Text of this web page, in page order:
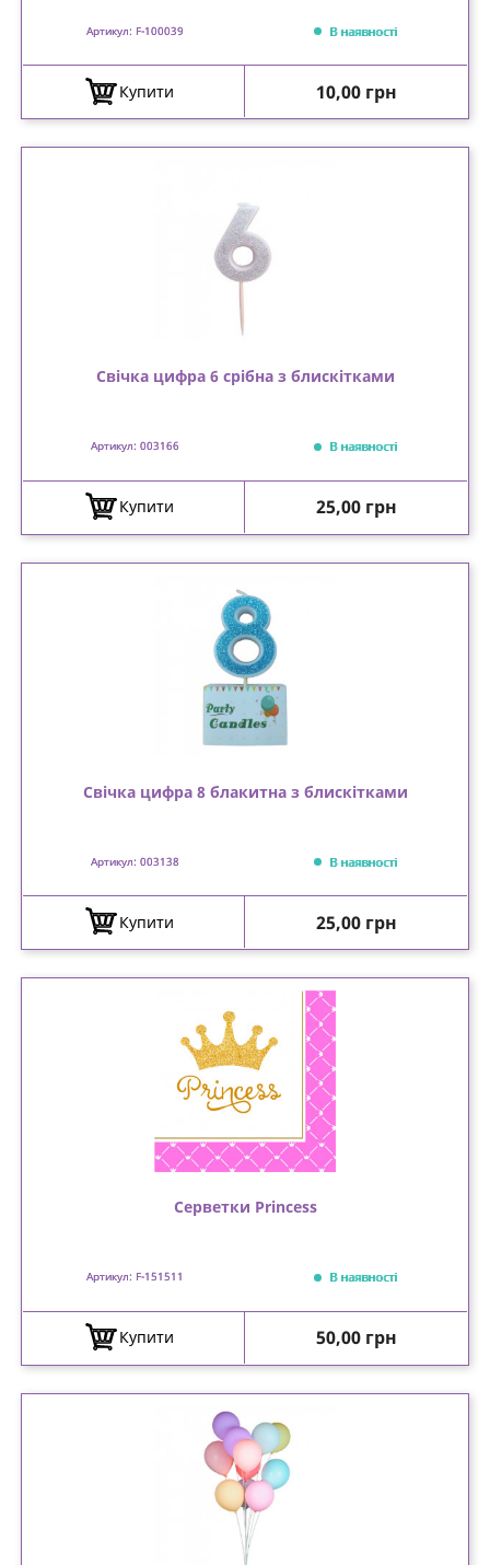
Артикул: F-100039 В наявності
Купити Ціна
10,00 грн
Свічка цифра 6 срібна з блискітками
Артикул: 003166 В наявності
Купити Ціна
25,00 грн
Свічка цифра 8 блакитна з блискітками
Артикул: 003138 В наявності
Купити Ціна
25,00 грн
Серветки Princess
Артикул: F-151511 В наявності
Купити Ціна
50,00 грн